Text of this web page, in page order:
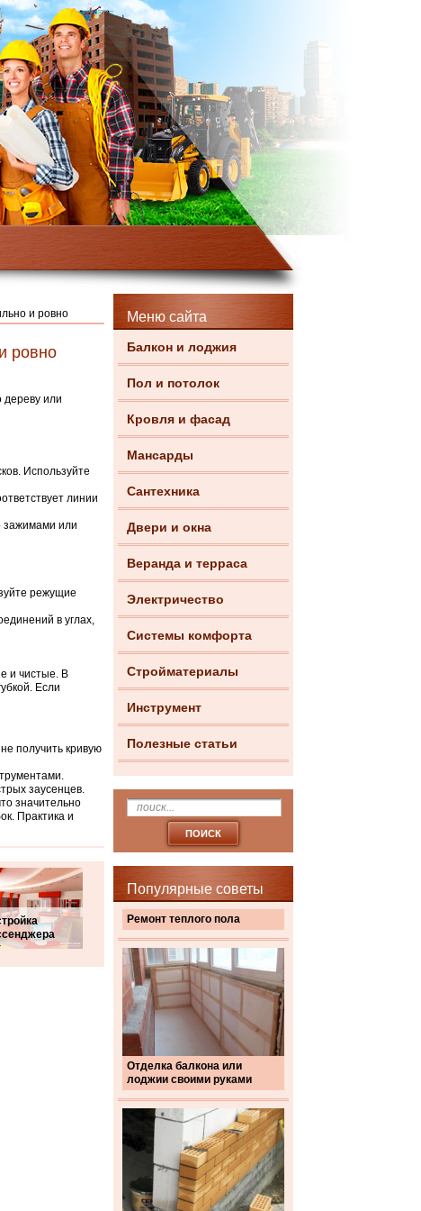
Меню сайта
Балкон и лоджия
Пол и потолок
Кровля и фасад
Мансарды
Сантехника
Двери и окна
Веранда и терраса
Электричество
Системы комфорта
Стройматериалы
Инструмент
Полезные статьи
Популярные советы
Ремонт теплого пола
Отделка балкона или
лоджии своими руками
и ровно
ровно
дереву или
Используйте
линии
зажимами или
режущие
в углах,
и чистые. В
Если
получить кривую
заусенцев.
значительно
Практика и